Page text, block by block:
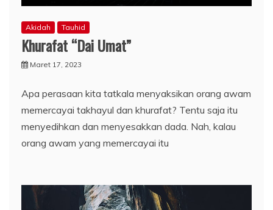
Akidah Tauhid
Khurafat “Dai Umat”
Maret 17, 2023
Apa perasaan kita tatkala menyaksikan orang awam
memercayai takhayul dan khurafat? Tentu saja itu
menyedihkan dan menyesakkan dada. Nah, kalau
orang awam yang memercayai itu